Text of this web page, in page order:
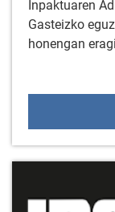
Inpaktuaren
Gasteizko
honengan